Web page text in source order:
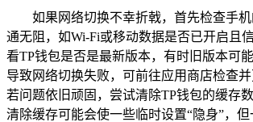
如果网络切换不幸折戟，首先检查手
通无阻，如Wi-Fi或移动数据是否已开启且
看TP钱包是否是最新版本，有时旧版本可
导致网络切换失败，可前往应用商店检查并
若问题依旧顽固，尝试清除TP钱包的缓存
清除缓存可能会使一些临时设置“隐身”，